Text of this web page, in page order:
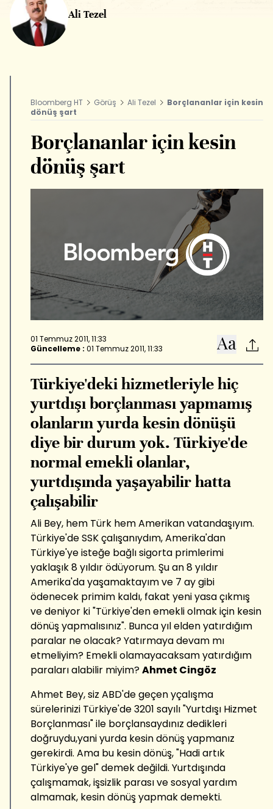
Ali Tezel
Bloomberg HT Görüş Ali Tezel
Borçlananlar için kesin
dönüş şart
Borçlananlar için kesin
dönüş şart
01 Temmuz 2011, 11:33
Güncelleme : 01 Temmuz 2011, 11:33
Türkiye'deki hizmetleriyle hiç
yurtdışı borçlanması yapmamış
olanların yurda kesin dönüşü
diye bir durum yok. Türkiye'de
normal emekli olanlar,
yurtdışında yaşayabilir hatta
çalışabilir
Ali Bey, hem Türk hem Amerikan vatandaşıyım.
Türkiye'de SSK çalışanıydım, Amerika'dan
Türkiye'ye isteğe bağlı sigorta primlerimi
yaklaşık 8 yıldır ödüyorum. Şu an 8 yıldır
Amerika'da yaşamaktayım ve 7 ay gibi
ödenecek primim kaldı, fakat yeni yasa çıkmış
ve deniyor ki "Türkiye'den emekli olmak için kesin
dönüş yapmalısınız". Bunca yıl elden yatırdığım
paralar ne olacak? Yatırmaya devam mı
etmeliyim? Emekli olamayacaksam yatırdığım
paraları alabilir miyim?Ahmet Cingöz
Ahmet Bey, siz ABD'de geçen yçalışma
sürelerinizi Türkiye'de 3201 sayılı "Yurtdışı Hizmet
Borçlanması" ile borçlansaydınız dedikleri
doğruydu,yani yurda kesin dönüş yapmanız
gerekirdi. Ama bu kesin dönüş, "Hadi artık
Türkiye'ye gel" demek değildi. Yurtdışında
çalışmamak, işsizlik parası ve sosyal yardım
almamak, kesin dönüş yapmak demekti.